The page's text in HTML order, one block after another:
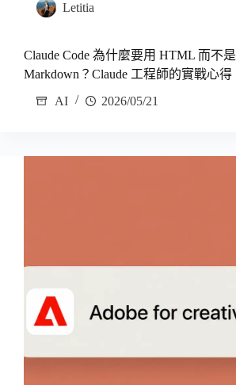
Letitia
Claude Code 為什麼要用 HTML 而不是
Markdown？Claude 工程師的實戰心得
AI
2026/05/21